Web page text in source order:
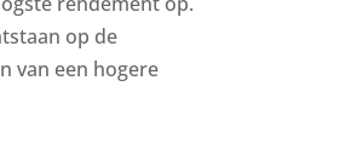
op de
van een hogere